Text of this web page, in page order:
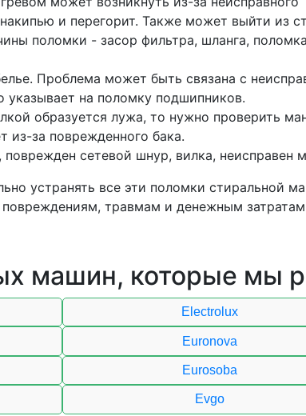
и перегорит. Также может выйти из
поломки - засор фильтра, шланга,
Проблема может быть связана с
на поломку подшипников.
образуется лужа, то нужно проверить
из-за поврежденного бака.
сетевой шнур, вилка, неисправен
устранять все эти поломки стиральной
травмам и денежным
машин, которые мы
Electrolux
Euronova
Eurosoba
Evgo